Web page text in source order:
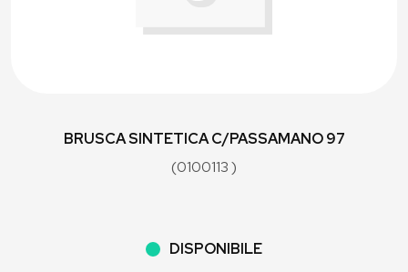
BRUSCA SINTETICA C/PASSAMANO 97
(0100113 )
DISPONIBILE